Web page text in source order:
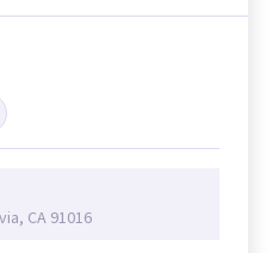
CA 91016